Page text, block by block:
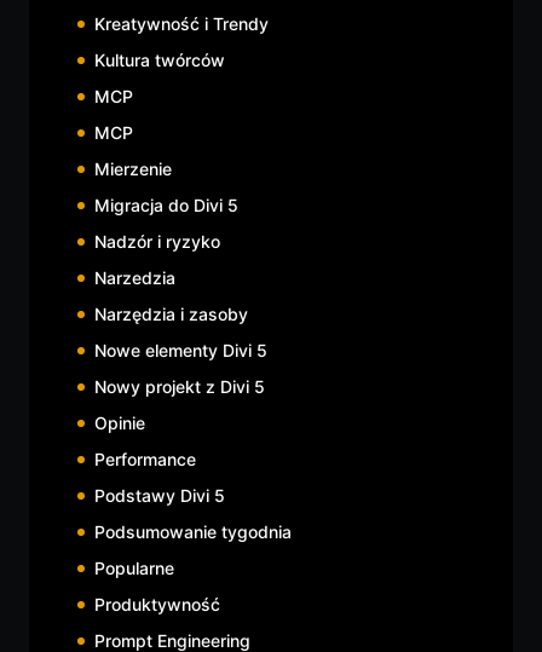
Kreatywność i Trendy
Kultura twórców
MCP
MCP
Mierzenie
Migracja do Divi 5
Nadzór i ryzyko
Narzedzia
Narzędzia i zasoby
Nowe elementy Divi 5
Nowy projekt z Divi 5
Opinie
Performance
Podstawy Divi 5
Podsumowanie tygodnia
Popularne
Produktywność
Prompt Engineering